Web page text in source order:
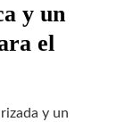
y un
el
y un